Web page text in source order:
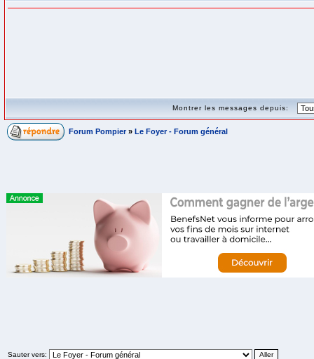
Montrer les messages depuis:
Forum Pompier » Le Foyer - Forum général
Sauter vers: